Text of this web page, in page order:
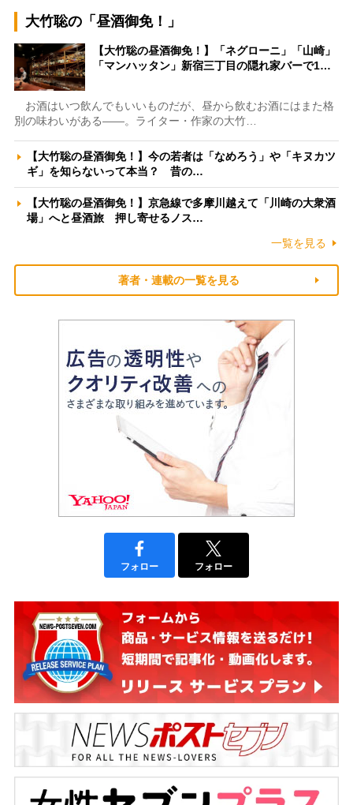
大竹聡の「昼酒御免！」
【大竹聡の昼酒御免！】「ネグローニ」「山崎」
「マンハッタン」新宿三丁目の隠れ家バーで1…
お酒はいつ飲んでもいいものだが、昼から飲むお酒にはまた格
別の味わいがある――。ライター・作家の大竹…
【大竹聡の昼酒御免！】今の若者は「なめろう」や「キヌカツ
ギ」を知らないって本当？ 昔の…
【大竹聡の昼酒御免！】京急線で多摩川越えて「川崎の大衆酒
場」へと昼酒旅 押し寄せるノス…
一覧を見る
著者・連載の一覧を見る
フォロー フォロー